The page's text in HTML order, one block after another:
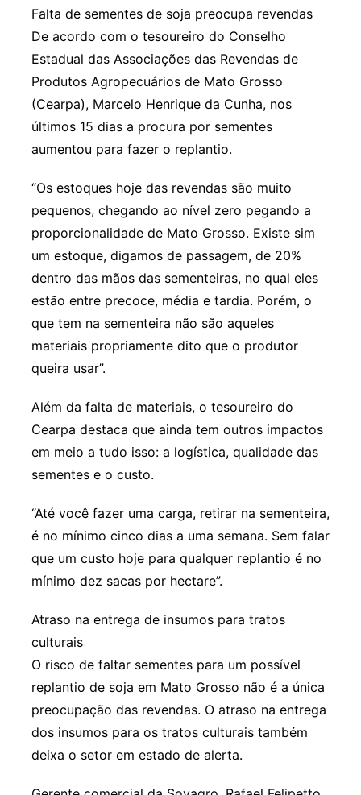
Falta de sementes de soja preocupa revendas
De acordo com o tesoureiro do Conselho
Estadual das Associações das Revendas de
Produtos Agropecuários de Mato Grosso
(Cearpa), Marcelo Henrique da Cunha, nos
últimos 15 dias a procura por sementes
aumentou para fazer o replantio.
“Os estoques hoje das revendas são muito
pequenos, chegando ao nível zero pegando a
proporcionalidade de Mato Grosso. Existe sim
um estoque, digamos de passagem, de 20%
dentro das mãos das sementeiras, no qual eles
estão entre precoce, média e tardia. Porém, o
que tem na sementeira não são aqueles
materiais propriamente dito que o produtor
queira usar”.
Além da falta de materiais, o tesoureiro do
Cearpa destaca que ainda tem outros impactos
em meio a tudo isso: a logística, qualidade das
sementes e o custo.
“Até você fazer uma carga, retirar na sementeira,
é no mínimo cinco dias a uma semana. Sem falar
que um custo hoje para qualquer replantio é no
mínimo dez sacas por hectare”.
Atraso na entrega de insumos para tratos
culturais
O risco de faltar sementes para um possível
replantio de soja em Mato Grosso não é a única
preocupação das revendas. O atraso na entrega
dos insumos para os tratos culturais também
deixa o setor em estado de alerta.